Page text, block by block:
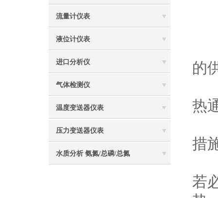
流量计仪表
液位计仪表
进口分析仪
气体检测仪
温度变送器仪表
压力变送器仪表
水质分析 氨氮/总磷/总氮
的
热
措
若